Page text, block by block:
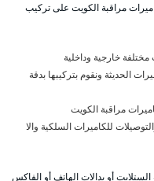
مراقبة الكويت على تركيب
خارجية وداخلية
الحديثة ونقوم بتركيبها بدقة
مراقبة الكويت
للكاميرات السلكية والا
أو بدالات الهاتف أو الفاكس